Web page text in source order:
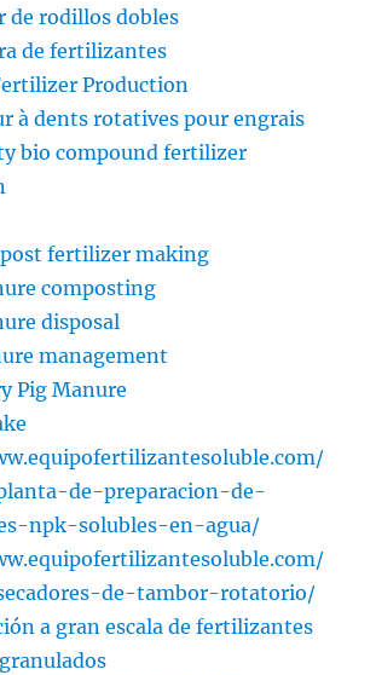
de rodillos dobles
de fertilizantes
Production
à dents rotatives pour engrais
bio compound fertilizer
fertilizer making
composting
disposal
management
Pig Manure
de-preparacion-de-
npk-solubles-en-agua/
de-tambor-rotatorio/
a gran escala de fertilizantes